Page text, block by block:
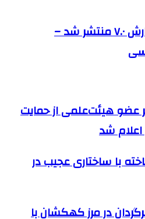
وردپرس فارسی نگارش ۷.۰ منتشر شد –
هیئت‌علمی از حمایت
شد
با ساختاری عجیب در
در مرز کهکشان با